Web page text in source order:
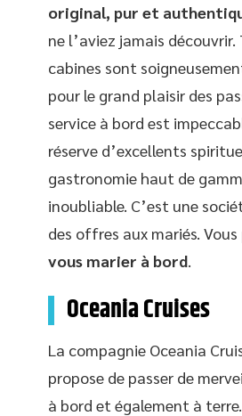
original, pur et
ne l’aviez jamais découvrir.
cabines sont
pour le grand plaisir des
service à bord est
réserve d’excellents
gastronomie haut de
inoubliable. C’est une
des offres aux mariés.
vous marier à bord
Oceania Cruises
La compagnie Oceania
propose de passer de
à bord et également à